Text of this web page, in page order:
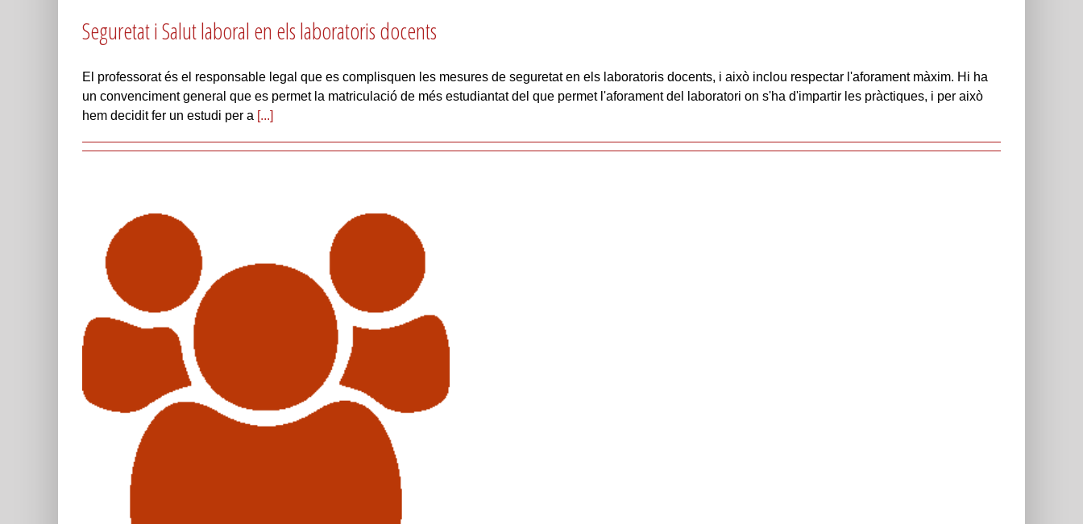
Seguretat i Salut laboral en els laboratoris docents
El professorat és el responsable legal que es complisquen les mesures de seguretat en els laboratoris docents, i això inclou respectar l'aforament màxim. Hi ha
un convenciment general que es permet la matriculació de més estudiantat del que permet l'aforament del laboratori on s'ha d'impartir les pràctiques, i per això
hem decidit fer un estudi per a [...]